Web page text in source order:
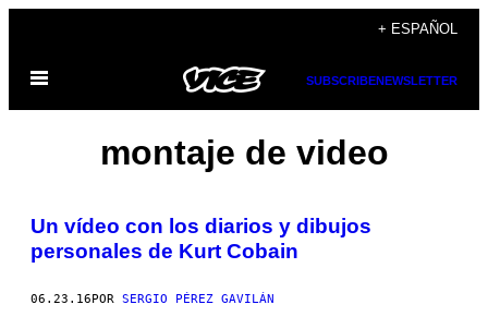
contenido
+ ESPAÑOL
Abrir
SUBSCRIBENEWSLETTER
montaje de video
Un vídeo con los diarios y dibujos
personales de Kurt Cobain
06.23.16 POR SERGIO PÉREZ GAVILÁN